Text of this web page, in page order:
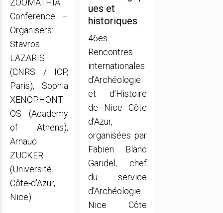
ZOOMATHIA
Conference –
Organisers:
Stavros
LAZARIS
(CNRS / ICP,
Paris), Sophia
XENOPHONT
OS (Academy
of Athens),
Arnaud
ZUCKER
(Université
Côte-d’Azur,
Nice)
ues et
historiques
46es
Rencontres
internationales
d’Archéologie
et d’Histoire
de Nice Côte
d’Azur,
organisées par
Fabien Blanc
Garidel, chef
du service
d’Archéologie
Nice Côte